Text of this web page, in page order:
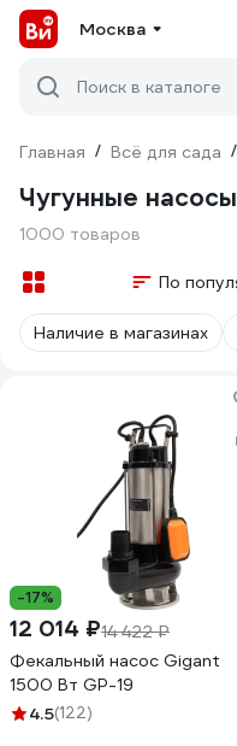
Москва
Поиск в каталоге
Главная / Всё для сада /
Чугунные насосы
1000 товаров
По
Наличие в магазинах
-17%
12 014 ₽14 422 ₽
Фекальный насос Gigant
1500 Вт GP-19
4.5(122)